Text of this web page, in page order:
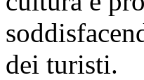
dei turisti.